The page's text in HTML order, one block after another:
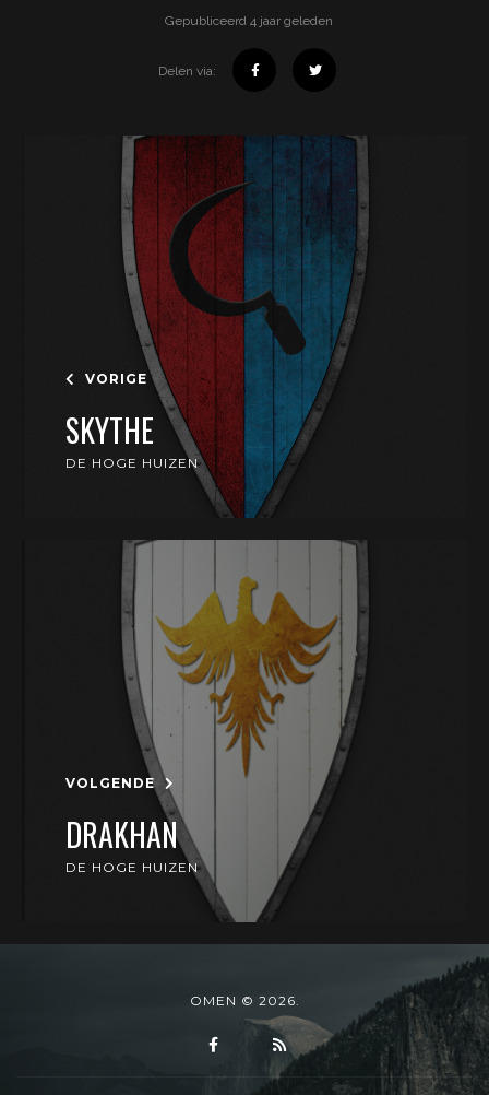
Gepubliceerd 4 jaar geleden
Delen via:
VORIGE
SKYTHE
DE HOGE HUIZEN
VOLGENDE
DRAKHAN
DE HOGE HUIZEN
OMEN © 2026.